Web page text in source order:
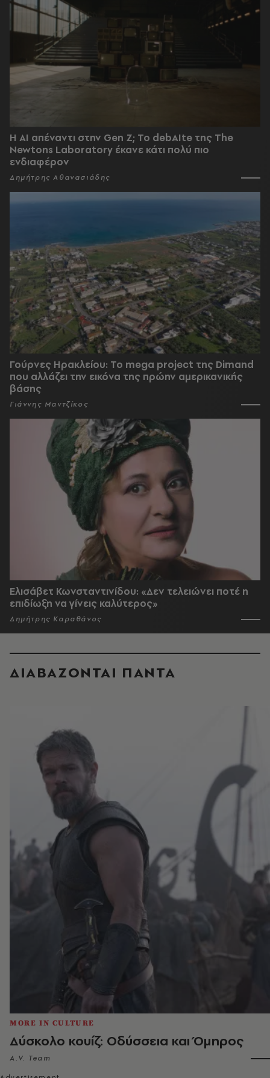
Η AI απέναντι στην Gen Z; Το debAIte της The
Newtons Laboratory έκανε κάτι πολύ πιο
ενδιαφέρον
Δημήτρης Αθανασιάδης
Γούρνες Ηρακλείου: To mega project της Dimand
που αλλάζει την εικόνα της πρώην αμερικανικής
βάσης
Γιάννης Μαντζίκος
Ελισάβετ Κωνσταντινίδου: «Δεν τελειώνει ποτέ η
επιδίωξη να γίνεις καλύτερος»
Δημήτρης Καραθάνος
ΔΙΑΒΑΖΟΝΤΑΙ ΠΑΝΤΑ
MORE IN CULTURE
Δύσκολο κουίζ: Οδύσσεια και Όμηρος
A.V. Team